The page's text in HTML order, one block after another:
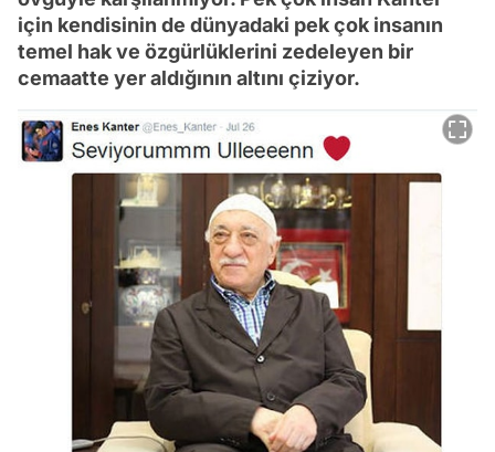
için kendisinin de dünyadaki pek çok insanın
temel hak ve özgürlüklerini zedeleyen bir
cemaatte yer aldığının altını çiziyor.